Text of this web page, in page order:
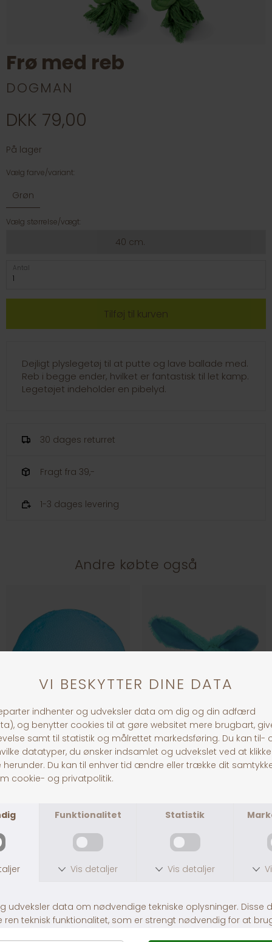
Frø med reb
DOGMAN
DKK 79,00
På lager
Vælg farve/variant:
Grøn
Vælg størrelse/vægt:
40 cm.
Antal
Dejligt plyslegetøj til at putte og lave ballade med.
Reb i begge ender, hvilket er fantastisk til let kamp.
Legetøjet indeholder en pibelyd.
30 dages returret
Fragt fra 39,-
1-3 dages levering
Andre købte også
Jolly Paw Snackbold
DKK 49,00
Dogman Plys Kanin 18 cm, Blå